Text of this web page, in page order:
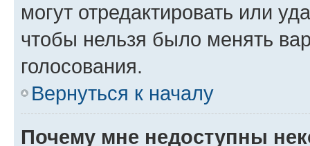
могут отредактировать или
чтобы нельзя было менять
голосования.
Вернуться к началу
Почему мне недоступны